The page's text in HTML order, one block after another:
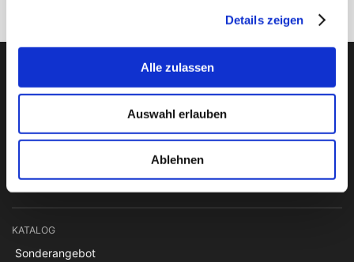
Details zeigen
Alle zulassen
Auswahl erlauben
Ablehnen
PTI Europa A/S
Lager & Transmissionen
+45 74782515
USt-IdNr. DK27216129
KATALOG
Sonderangebot